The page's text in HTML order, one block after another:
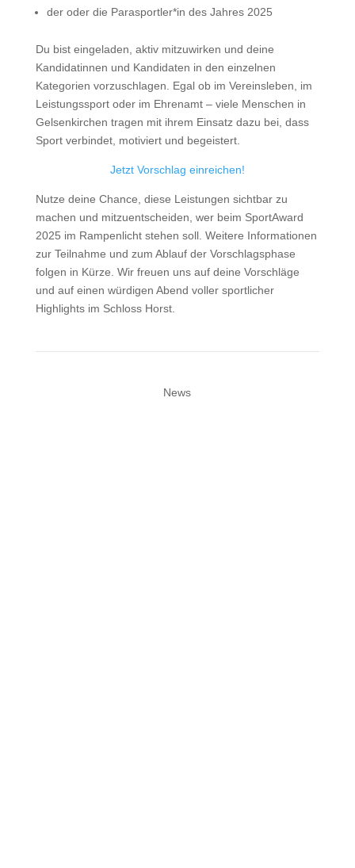
der oder die Parasportler*in des Jahres 2025
Du bist eingeladen, aktiv mitzuwirken und deine
Kandidatinnen und Kandidaten in den einzelnen
Kategorien vorzuschlagen. Egal ob im Vereinsleben, im
Leistungssport oder im Ehrenamt – viele Menschen in
Gelsenkirchen tragen mit ihrem Einsatz dazu bei, dass
Sport verbindet, motiviert und begeistert.
Jetzt Vorschlag einreichen!
Nutze deine Chance, diese Leistungen sichtbar zu
machen und mitzuentscheiden, wer beim SportAward
2025 im Rampenlicht stehen soll. Weitere Informationen
zur Teilnahme und zum Ablauf der Vorschlagsphase
folgen in Kürze. Wir freuen uns auf deine Vorschläge
und auf einen würdigen Abend voller sportlicher
Highlights im Schloss Horst.
News